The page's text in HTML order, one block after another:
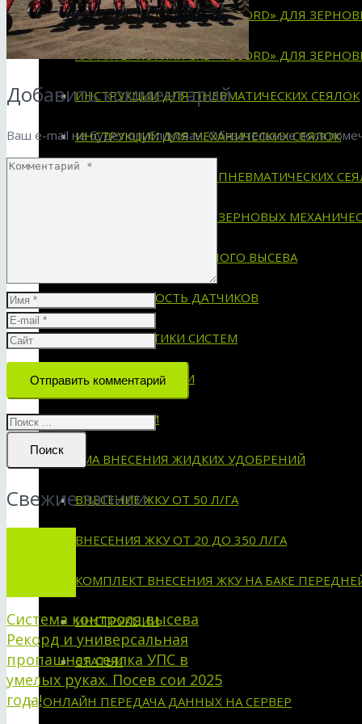
ХАРАКТЕРИСТИКИ СКВ «RECORD» ДЛЯ
ХАРАКТЕРИСТИКИ СКВ «RECORD» ДЛЯ
ИНСТРУКЦИИ ДЛЯ ПНЕВМАТИЧЕСКИХ СЕЯЛОК
ИНСТРУКЦИИ ДЛЯ МЕХАНИЧЕСКИХ СЕЯЛОК
СХЕМЫ УСТАНОВКИ НА ПНЕВМАТИЧЕСКИХ
СХЕМЫ УСТАНОВКИ НА ЗЕРНОВЫХ
СИСТЕМА ДЛЯ СЕЯЛОК ТОЧНОГО ВЫСЕВА
ПРИМЕНЯЕМОСТЬ ДАТЧИКОВ
ХАРАКТЕРИСТИКИ СИСТЕМ
СХЕМЫ УСТАНОВКИ
ИНСТРУКЦИИ
СИСТЕМА ВНЕСЕНИЯ ЖИДКИХ УДОБРЕНИЙ
ВНЕСЕНИЕ ЖКУ ОТ 50 Л/ГА
ВНЕСЕНИЯ ЖКУ ОТ 20 ДО 350 Л/ГА
КОМПЛЕКТ ВНЕСЕНИЯ ЖКУ НА БАКЕ
ИНСТРУКЦИИ
СТАТЬИ
ОНЛАЙН ПЕРЕДАЧА ДАННЫХ НА СЕРВЕР
Добавить комментарий
Ваш e-mail не будет опубликован.Обязательные поля
Отправить комментарий
Поиск
Свежие записи
Система контроля высева
Рекорд и универсальная
пропашная сеялка УПС в
умелых руках. Посев сои 2025
года!